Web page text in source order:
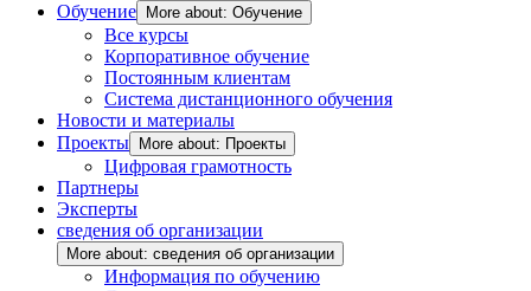
Обучение
More about: Обучение
Все курсы
Корпоративное обучение
Постоянным клиентам
Система дистанционного обучения
Новости и материалы
Проекты
More about: Проекты
Цифровая грамотность
Партнеры
Эксперты
сведения об организации
More about: сведения об организации
Информация по обучению